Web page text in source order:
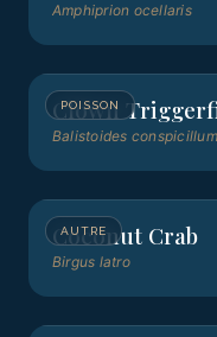
Amphiprion ocellaris
POISSON
Clown
Balistoides conspicillum
AUTRE
Coconut Crab
Birgus latro